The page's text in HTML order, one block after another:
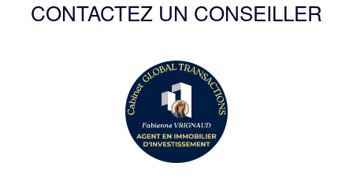
CONTACTEZ UN CONSEILLER